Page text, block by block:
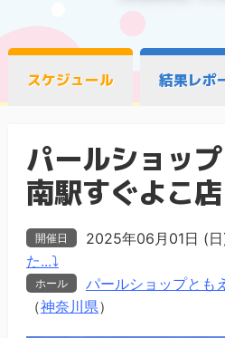
スケジュール 結果レポ
パールショッ
南駅すぐよこ店
開催日 2025年06月01日 (日
た...⤵
ホール
パールショップとも
（神奈川県）